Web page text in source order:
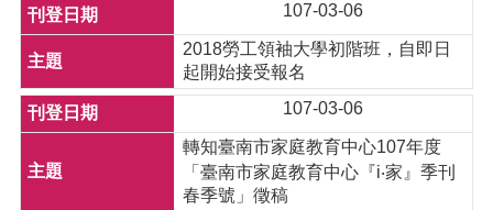
107-03-06
2018勞工領袖大學初階班，自即日
起開始接受報名
107-03-06
轉知臺南市家庭教育中心107年度
「臺南市家庭教育中心『i‧家』季刊
春季號」徵稿